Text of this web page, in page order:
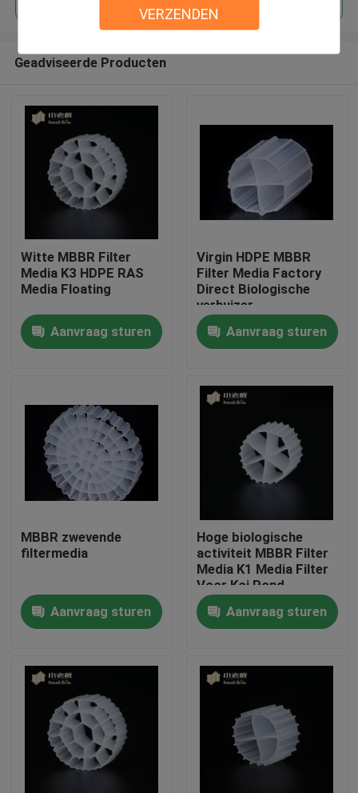
VERZENDEN
Huis
Ongeveer ons
Fabrieksreis
Kwaliteitscontrole
bloggen
Verzoek om een Citaat
MBBR-filtermedia
Geadviseerde Producten
Witte MBBR Filter
Media K3 HDPE RAS
Media Floating
Aanvraag sturen
Virgin HDPE MBBR
Filter Media Factory
Direct Biologische
verhuizer
Aanvraag sturen
MBBR zwevende
filtermedia
Aanvraag sturen
Hoge biologische
activiteit MBBR Filter
Media K1 Media Filter
Voor Koi Pond
Aquarium
Aanvraag sturen